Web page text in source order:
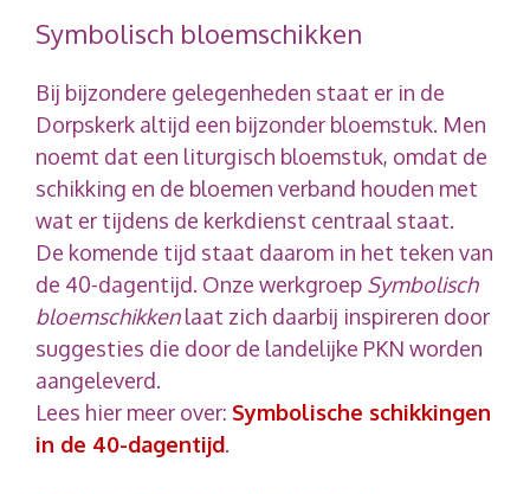
Symbolisch bloemschikken
Bij bijzondere gelegenheden staat er in de
Dorpskerk altijd een bijzonder bloemstuk. Men
noemt dat een liturgisch bloemstuk, omdat de
schikking en de bloemen verband houden met
wat er tijdens de kerkdienst centraal staat.
De komende tijd staat daarom in het teken van
de 40-dagentijd. Onze werkgroep Symbolisch
bloemschikkenlaat zich daarbij inspireren door
suggesties die door de landelijke PKN worden
aangeleverd.
Lees hier meer over: Symbolische schikkingen
in de 40-dagentijd.